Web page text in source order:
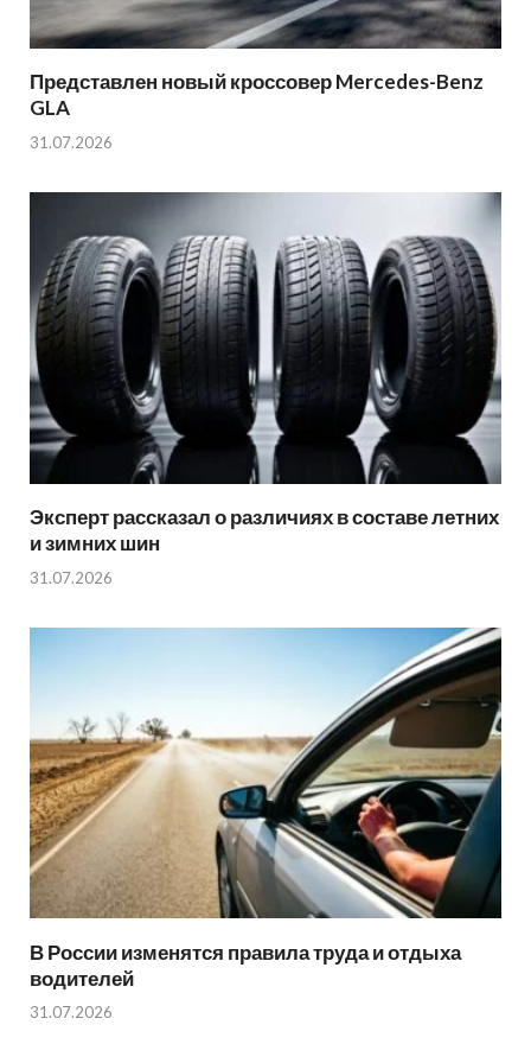
Представлен новый кроссовер Mercedes-Benz
GLA
31.07.2026
Эксперт рассказал о различиях в составе летних
и зимних шин
31.07.2026
В России изменятся правила труда и отдыха
водителей
31.07.2026